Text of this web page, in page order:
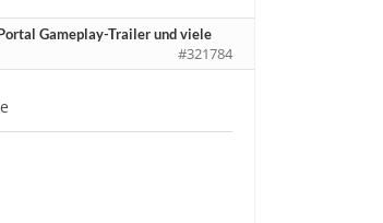
Gameplay-Trailer und viele
#321784